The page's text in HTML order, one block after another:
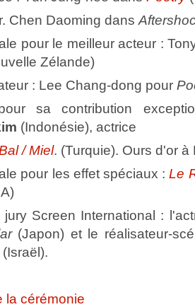
Chen Daoming dans
pour le meilleur acteur :
Zélande)
: Lee Chang-dong pour
sa contribution
(Indonésie), actrice
/ Miel. (Turquie). Ours d'or à
pour les effet spéciaux :Le
Screen International :
(Japon) et le réalisateur-
(Israël).
la cérémonie